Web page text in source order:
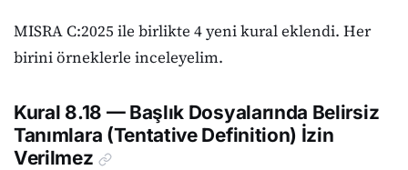
MISRA C:2025 ile birlikte 4 yeni kural eklendi. Her
birini örneklerle inceleyelim.
Kural 8.18 — Başlık Dosyalarında Belirsiz
Tanımlara (Tentative Definition) İzin
Verilmez